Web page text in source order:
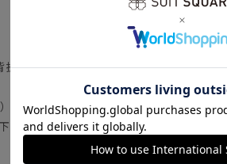
き仕立て／本切羽／サイドベンツ
のサイズ詳細を必ずご確認下さい。